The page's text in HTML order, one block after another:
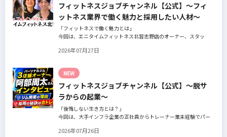
フィットネスジョブチャンネル【公式】～フィ
ットネス業界で働く魅力と採用したい人材～
「フィットネスで働く魅力とは」
今回は、エニタイムフィットネス北習志野店のオーナー、スタッ
についてインタビュー。オーナー様からはスタッフの採用基準、実
はそのスタッフの皆様がつくる施設やフィットネスについての魅力
を語っていただきました。
2026年07月27日
NEW
フィットネスジョブチャンネル【公式】～脱サ
ラからの起業～
「後悔しない生き方とは？」
今回は、大手インフラ企業の正社員からトレーナー業未経験でパー
の阿部周大さんへインタビュー。
2026年07月26日